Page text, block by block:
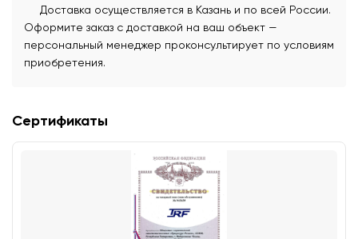
Доставка осуществляется в Казань и по всей России.
Оформите заказ с доставкой на ваш объект —
персональный менеджер проконсультирует по условиям
приобретения.
Сертификаты